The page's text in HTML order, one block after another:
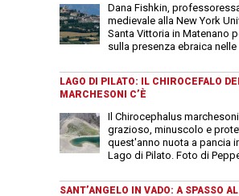
Dana Fishkin,
medievale alla New York
Santa Vittoria in Matenano
sulla presenza ebraica nelle
LAGO DI PILATO: IL CHIROCEFALO
MARCHESONI C’È
Il Chirocephalus
grazioso, minuscolo e
quest'anno nuota a pancia
Lago di Pilato. Foto di
SANT’ANGELO IN VADO: A SPASSO